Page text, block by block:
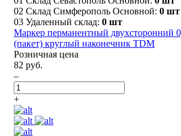
02 Склад Симферополь Основной: 0 шт
03 Удаленный склад: 0 шт
Маркер перманентный двухсторонний
(пакет) круглый наконечник TDM
Розничная цена
82 руб.
–
+